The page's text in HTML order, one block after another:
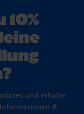
10%
und erhalte
&